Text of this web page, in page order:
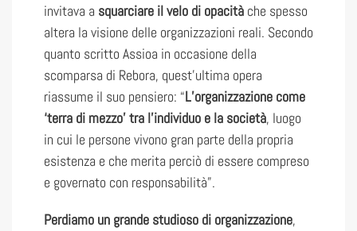
invitava a squarciare il velo di opacità che spesso
altera la visione delle organizzazioni reali. Secondo
quanto scritto Assioa in occasione della
scomparsa di Rebora, quest’ultima opera
riassume il suo pensiero: “L’organizzazione come
‘terra di mezzo’ tra l’individuo e la società, luogo
in cui le persone vivono gran parte della propria
esistenza e che merita perciò di essere compreso
e governato con responsabilità”.
Perdiamo un grande studioso di organizzazione,